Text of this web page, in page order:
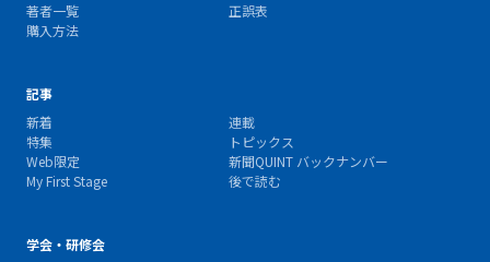
著者一覧
正誤表
購入方法
記事
新着
連載
特集
トピックス
Web限定
新聞QUINT バックナンバー
My First Stage
後で読む
学会・研修会